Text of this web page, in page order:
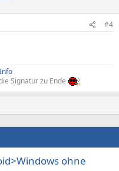
#4
Signatur zu Ende
ohne